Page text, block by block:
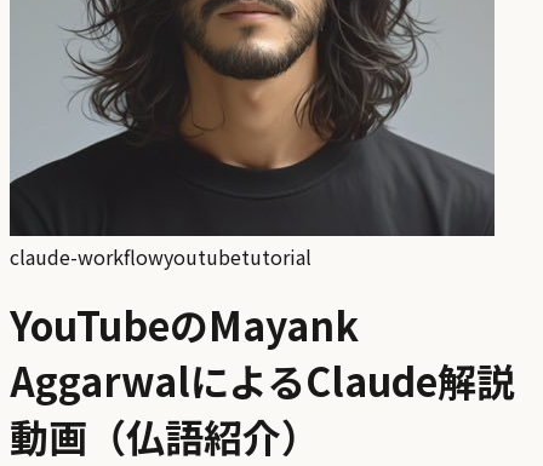
claude-workflowyoutubetutorial
YouTubeのMayank
AggarwalによるClaude解説
動画（仏語紹介）